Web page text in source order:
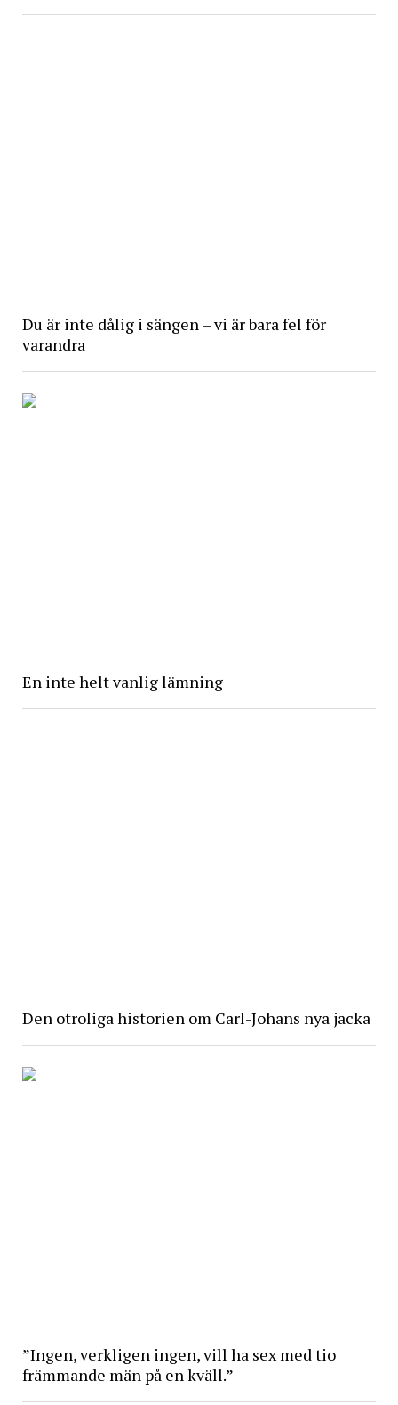
Du är inte dålig i sängen – vi är bara fel för
varandra
En inte helt vanlig lämning
Den otroliga historien om Carl-Johans nya jacka
”Ingen, verkligen ingen, vill ha sex med tio
främmande män på en kväll.”